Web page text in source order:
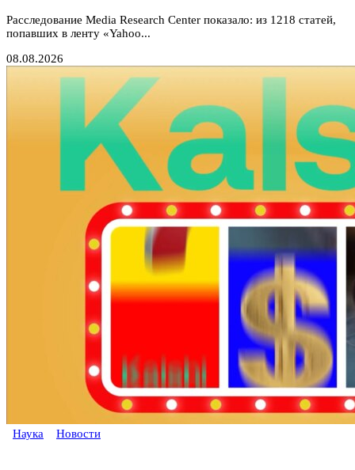
Расследование Media Research Center показало: из 1218 статей,
попавших в ленту «Yahoo...
08.08.2026
Наука Новости